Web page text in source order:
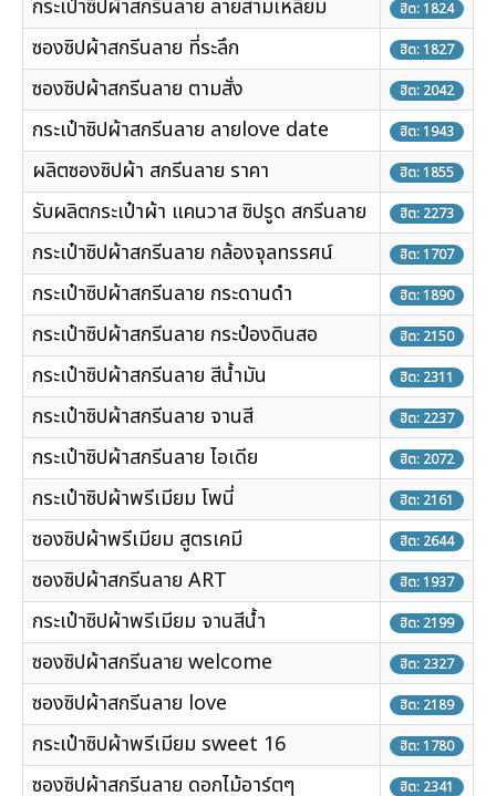
กระเป๋าซิปผ้าสกรีนลาย ลายสามเหลี่ยม ฮิต: 1824
ซองซิปผ้าสกรีนลาย ที่ระลึก ฮิต: 1827
ซองซิปผ้าสกรีนลาย ตามสั่ง ฮิต: 2042
กระเป๋าซิปผ้าสกรีนลาย ลายlove date ฮิต: 1943
ผลิตซองซิปผ้า สกรีนลาย ราคา ฮิต: 1855
รับผลิตกระเป๋าผ้า แคนวาส ซิปรูด สกรีนลาย ฮิต: 2273
กระเป๋าซิปผ้าสกรีนลาย กล้องจุลทรรศน์ ฮิต: 1707
กระเป๋าซิปผ้าสกรีนลาย กระดานดำ ฮิต: 1890
กระเป๋าซิปผ้าสกรีนลาย กระป๋องดินสอ ฮิต: 2150
กระเป๋าซิปผ้าสกรีนลาย สีน้ำมัน ฮิต: 2311
กระเป๋าซิปผ้าสกรีนลาย จานสี ฮิต: 2237
กระเป๋าซิปผ้าสกรีนลาย ไอเดีย ฮิต: 2072
กระเป๋าซิปผ้าพรีเมียม โพนี่ ฮิต: 2161
ซองซิปผ้าพรีเมียม สูตรเคมี ฮิต: 2644
ซองซิปผ้าสกรีนลาย ART ฮิต: 1937
กระเป๋าซิปผ้าพรีเมียม จานสีน้ำ ฮิต: 2199
ซองซิปผ้าสกรีนลาย welcome ฮิต: 2327
ซองซิปผ้าสกรีนลาย love ฮิต: 2189
กระเป๋าซิปผ้าพรีเมียม sweet 16 ฮิต: 1780
ซองซิปผ้าสกรีนลาย ดอกไม้อาร์ตๆ ฮิต: 2341